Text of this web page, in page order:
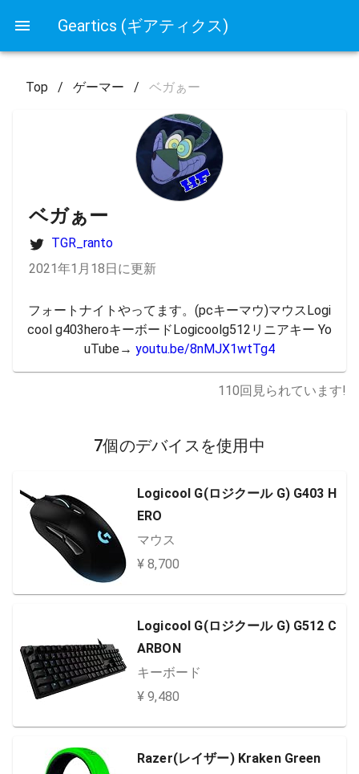
Geartics (ギアティクス)
Top / ゲーマー / ベガぁー
ベガぁー
TGR_ranto
2021年1月18日に更新
フォートナイトやってます。(pcキーマウ)マウスLogi
cool g403heroキーボードLogicoolg512リニアキー Yo
uTube→ youtu.be/8nMJX1wtTg4
110回見られています!
7個のデバイスを使用中
Logicool G(ロジクール G) G403 H
ERO
マウス
¥ 8,700
Logicool G(ロジクール G) G512 C
ARBON
キーボード
¥ 9,480
Razer(レイザー) Kraken Green